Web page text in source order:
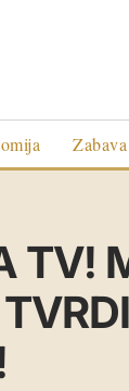
Zabava
TV!